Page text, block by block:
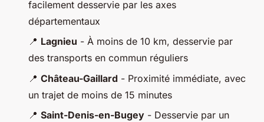
facilement desservie par les axes
départementaux
📍 Lagnieu - À moins de 10 km, desservie par
des transports en commun réguliers
📍 Château-Gaillard - Proximité immédiate, avec
un trajet de moins de 15 minutes
📍 Saint-Denis-en-Bugey - Desservie par un